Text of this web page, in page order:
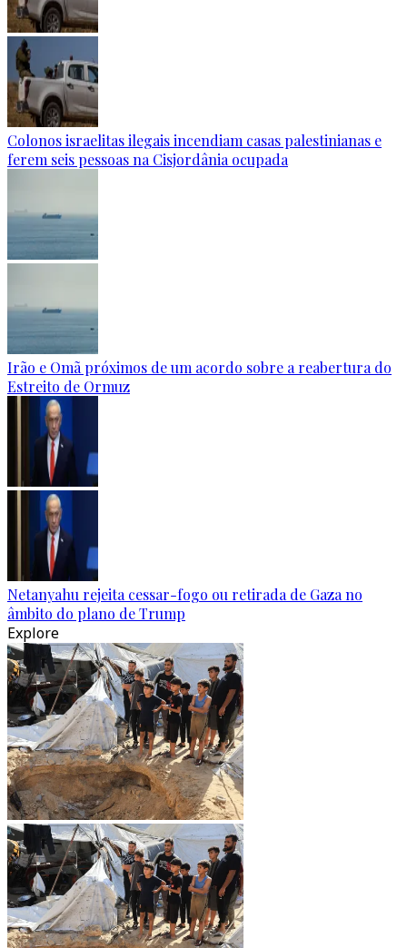
Colonos israelitas ilegais incendiam casas palestinianas e
ferem seis pessoas na Cisjordânia ocupada
Irão e Omã próximos de um acordo sobre a reabertura do
Estreito de Ormuz
Netanyahu rejeita cessar-fogo ou retirada de Gaza no
âmbito do plano de Trump
Explore